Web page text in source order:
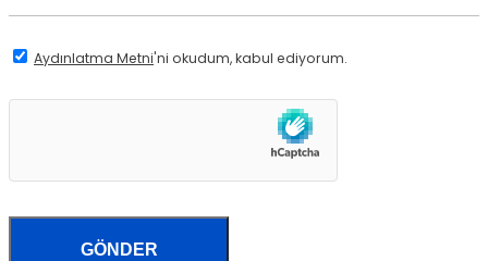
Aydınlatma Metni'ni okudum, kabul ediyorum.